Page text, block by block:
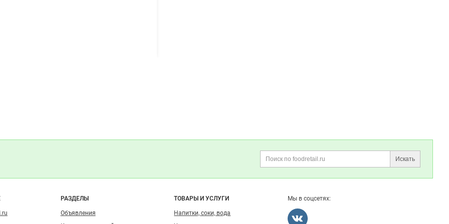
Искать
РАЗДЕЛЫ
Объявления
ТОВАРЫ И УСЛУГИ
Напитки, соки, вода
Мы в соцсетях: